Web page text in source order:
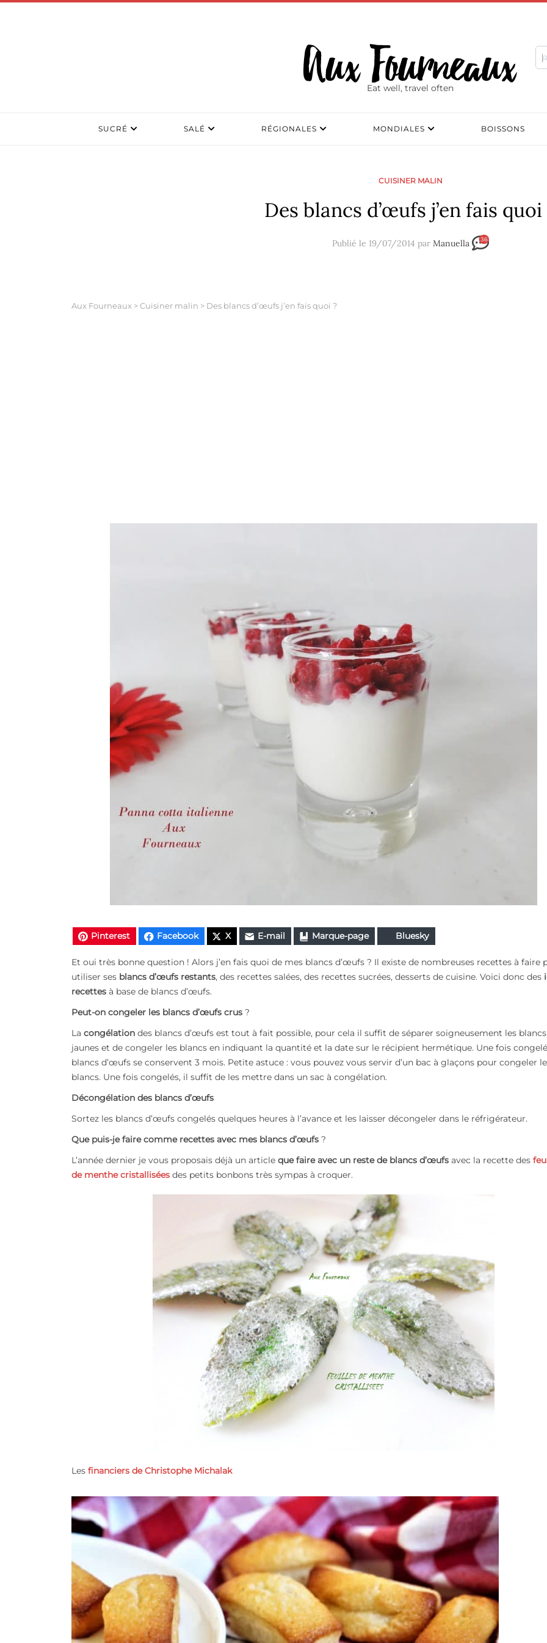
Eat well, travel often
SUCRÉ SALÉ RÉGIONALES MONDIALES BOISSONS
CUISINER MALIN
Des blancs d’œufs j’en fais quoi
Publié le 19/07/2014 par Manuella 36
Aux Fourneaux >Cuisiner malin > Des blancs d’œufs j’en fais quoi ?
Pinterest Facebook X E-mail Marque-page Bluesky
Et oui très bonne question ! Alors j’en fais quoi de mes blancs d’œufs ? Il existe de nombreuses recettes à faire
utiliser ses blancs d’œufs restants, des recettes salées, des recettes sucrées, desserts de cuisine. Voici donc des
recettes à base de blancs d’œufs.
Peut-on congeler les blancs d’œufs crus ?
La congélation des blancs d’œufs est tout à fait possible, pour cela il suffit de séparer soigneusement les
jaunes et de congeler les blancs en indiquant la quantité et la date sur le récipient hermétique. Une fois
blancs d’œufs se conservent 3 mois. Petite astuce : vous pouvez vous servir d’un bac à glaçons pour congeler
blancs. Une fois congelés, il suffit de les mettre dans un sac à congélation.
Décongélation des blancs d’œufs
Sortez les blancs d’œufs congelés quelques heures à l’avance et les laisser décongeler dans le réfrigérateur.
Que puis-je faire comme recettes avec mes blancs d’œufs ?
L’année dernier je vous proposais déjà un article que faire avec un reste de blancs d’œufs avec la recette des
de menthe cristallisées des petits bonbons très sympas à croquer.
Les financiers de Christophe Michalak